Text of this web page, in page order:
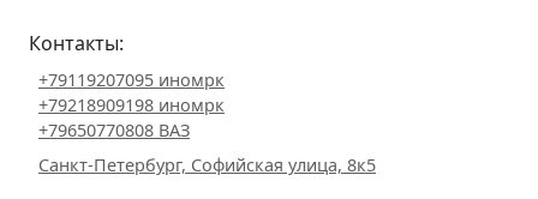
Контакты:
+79119207095 иномрк
+79218909198 иномрк
+79650770808 ВАЗ
Санкт-Петербург, Софийская улица, 8к5